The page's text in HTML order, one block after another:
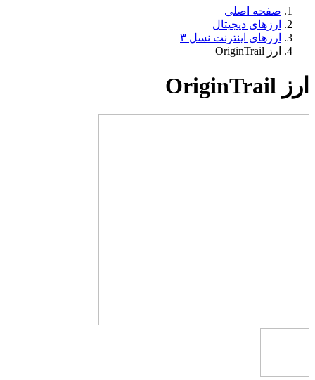
صفحه اصلی
ارزهای دیجیتال
ارزهای اینترنت نسل ۳
ارز OriginTrail
ارز OriginTrail